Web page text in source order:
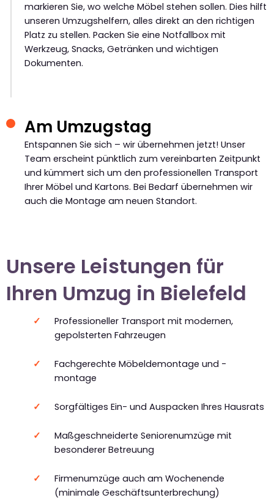
markieren Sie, wo welche Möbel stehen sollen. Dies hilft
unseren Umzugshelfern, alles direkt an den richtigen
Platz zu stellen. Packen Sie eine Notfallbox mit
Werkzeug, Snacks, Getränken und wichtigen
Dokumenten.
Am Umzugstag
Entspannen Sie sich – wir übernehmen jetzt! Unser
Team erscheint pünktlich zum vereinbarten Zeitpunkt
und kümmert sich um den professionellen Transport
Ihrer Möbel und Kartons. Bei Bedarf übernehmen wir
auch die Montage am neuen Standort.
Unsere Leistungen für
Ihren Umzug in Bielefeld
Professioneller Transport mit modernen,
gepolsterten Fahrzeugen
Fachgerechte Möbeldemontage und -
montage
Sorgfältiges Ein- und Auspacken Ihres Hausrats
Maßgeschneiderte Seniorenumzüge mit
besonderer Betreuung
Firmenumzüge auch am Wochenende
(minimale Geschäftsunterbrechung)